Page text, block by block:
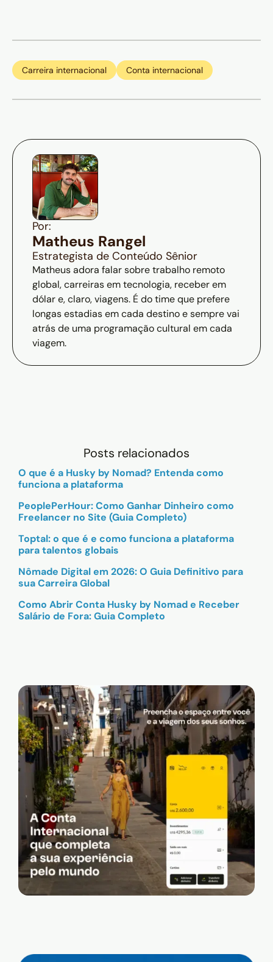
Carreira internacional Conta internacional
Por:
Matheus Rangel
Estrategista de Conteúdo Sênior
Matheus adora falar sobre trabalho remoto
global, carreiras em tecnologia, receber em
dólar e, claro, viagens. É do time que prefere
longas estadias em cada destino e sempre vai
atrás de uma programação cultural em cada
viagem.
Posts relacionados
O que é a Husky by Nomad? Entenda como
funciona a plataforma
PeoplePerHour: Como Ganhar Dinheiro como
Freelancer no Site (Guia Completo)
Toptal: o que é e como funciona a plataforma
para talentos globais
Nômade Digital em 2026: O Guia Definitivo para
sua Carreira Global
Como Abrir Conta Husky by Nomad e Receber
Salário de Fora: Guia Completo